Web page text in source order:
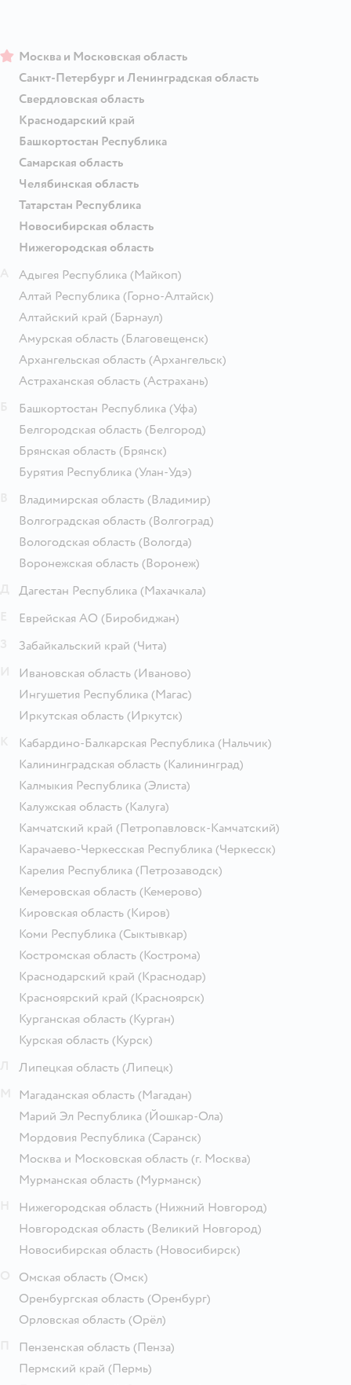
Москва и Московская область
Санкт-Петербург и Ленинградская область
Свердловская область
Краснодарский край
Башкортостан Республика
Самарская область
Челябинская область
Татарстан Республика
Новосибирская область
Нижегородская область
Адыгея Республика (Майкоп)
Алтай Республика (Горно-Алтайск)
Алтайский край (Барнаул)
Амурская область (Благовещенск)
Архангельская область (Архангельск)
Астраханская область (Астрахань)
Башкортостан Республика (Уфа)
Белгородская область (Белгород)
Брянская область (Брянск)
Бурятия Республика (Улан-Удэ)
Владимирская область (Владимир)
Волгоградская область (Волгоград)
Вологодская область (Вологда)
Воронежская область (Воронеж)
Дагестан Республика (Махачкала)
Еврейская АО (Биробиджан)
Забайкальский край (Чита)
Ивановская область (Иваново)
Ингушетия Республика (Магас)
Иркутская область (Иркутск)
Кабардино-Балкарская Республика (Нальчик)
Калининградская область (Калининград)
Калмыкия Республика (Элиста)
Калужская область (Калуга)
Камчатский край (Петропавловск-Камчатский)
Карачаево-Черкесская Республика (Черкесск)
Карелия Республика (Петрозаводск)
Кемеровская область (Кемерово)
Кировская область (Киров)
Коми Республика (Сыктывкар)
Костромская область (Кострома)
Краснодарский край (Краснодар)
Красноярский край (Красноярск)
Курганская область (Курган)
Курская область (Курск)
Липецкая область (Липецк)
Магаданская область (Магадан)
Марий Эл Республика (Йошкар-Ола)
Мордовия Республика (Саранск)
Москва и Московская область (г. Москва)
Мурманская область (Мурманск)
Нижегородская область (Нижний Новгород)
Новгородская область (Великий Новгород)
Новосибирская область (Новосибирск)
Омская область (Омск)
Оренбургская область (Оренбург)
Орловская область (Орёл)
Пензенская область (Пенза)
Пермский край (Пермь)